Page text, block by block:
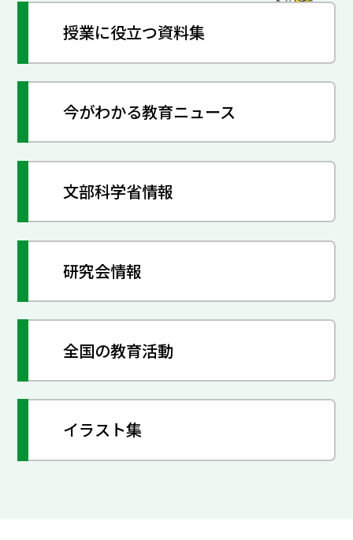
授業に役立つ資料集
今がわかる教育ニュース
文部科学省情報
研究会情報
全国の教育活動
イラスト集